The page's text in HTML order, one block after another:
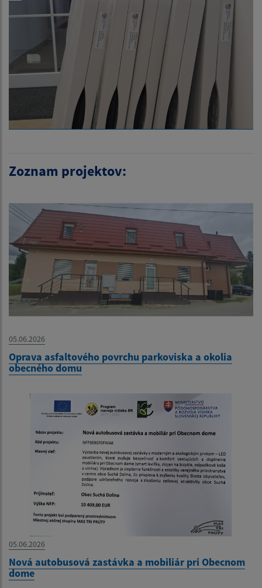
Zoznam projektov:
05.06.2026
Oprava asfaltového povrchu parkoviska a okolia
obecného domu
05.06.2026
Nová autobusová zastávka a mobiliár pri Obecnom
dome